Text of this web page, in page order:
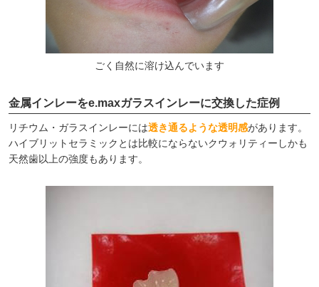
ごく自然に溶け込んでいます
金属インレーをe.maxガラスインレーに交換した症例
リチウム・ガラスインレーには透き通るような透明感があります。
ハイブリットセラミックとは比較にならないクウォリティーしかも
天然歯以上の強度もあります。